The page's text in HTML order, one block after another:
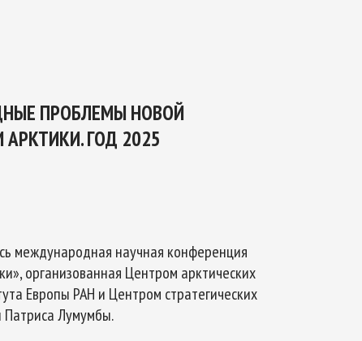
БЕЗОПАСНОСТИ НА ПЕРИОД ДО 2035
ПРОБЛЕМЫ НОВОЙ
ГОД 2025
международная научная конференция
организованная Центром арктических
Европы РАН и Центром стратегических
Патриса Лумумбы.​